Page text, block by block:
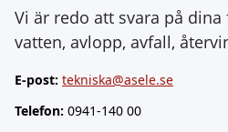
Vi är redo att svara på
vatten, avlopp, avfall,
E-post: tekniska@asele.se
Telefon: 0941-140 00